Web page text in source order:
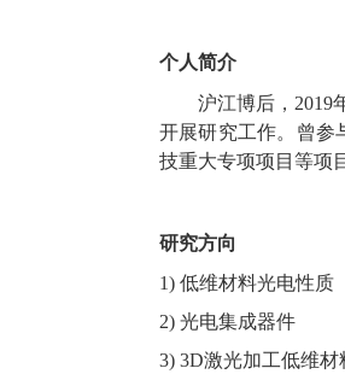
个人简介
沪江博后， 2019
开展研究工作。曾参
技重大专项项目等项
研究方向
1) 低维材料光电性质
2) 光电集成器件
3) 3D激光加工低维材